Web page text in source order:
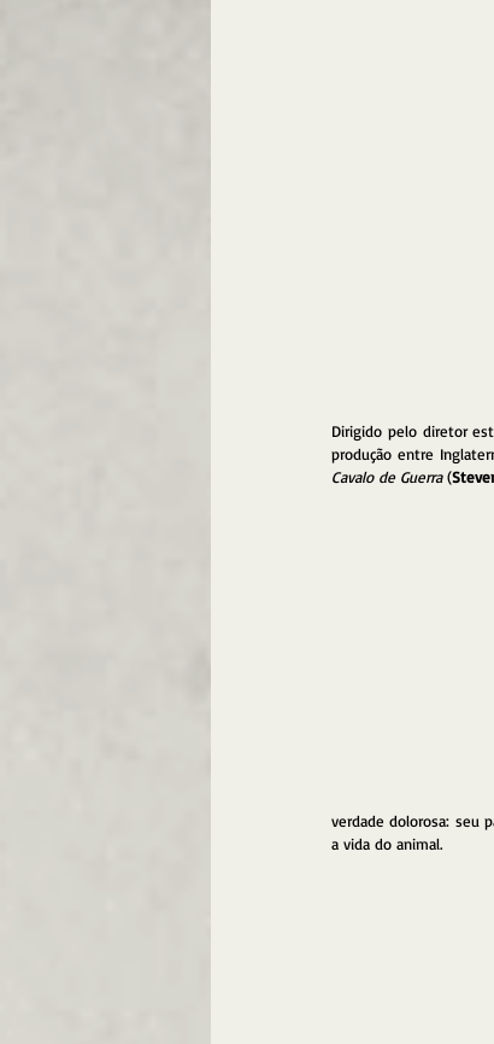
Dirigido pelo diretor
Cavalo de Guerra (
verdade dolorosa: seu
a vida do animal.